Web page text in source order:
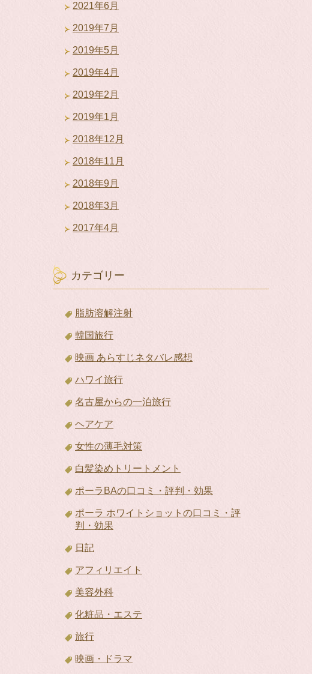
2021年6月
2019年7月
2019年5月
2019年4月
2019年2月
2019年1月
2018年12月
2018年11月
2018年9月
2018年3月
2017年4月
カテゴリー
脂肪溶解注射
韓国旅行
映画 あらすじネタバレ感想
ハワイ旅行
名古屋からの一泊旅行
ヘアケア
女性の薄毛対策
白髪染めトリートメント
ポーラBAの口コミ・評判・効果
ポーラ ホワイトショットの口コミ・評
判・効果
日記
アフィリエイト
美容外科
化粧品・エステ
旅行
映画・ドラマ